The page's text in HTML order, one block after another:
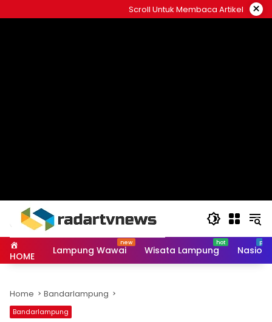
to
Scroll Untuk Membaca Artikel ×
HOME Lampung Wawai Wisata Lampung
Home Bandarlampung
Bandarlampung